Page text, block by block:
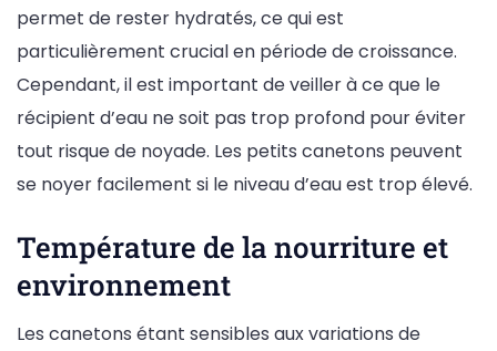
permet de rester hydratés, ce qui est
particulièrement crucial en période de croissance.
Cependant, il est important de veiller à ce que le
récipient d’eau ne soit pas trop profond pour éviter
tout risque de noyade. Les petits canetons peuvent
se noyer facilement si le niveau d’eau est trop élevé.
Température de la nourriture et
environnement
Les canetons étant sensibles aux variations de